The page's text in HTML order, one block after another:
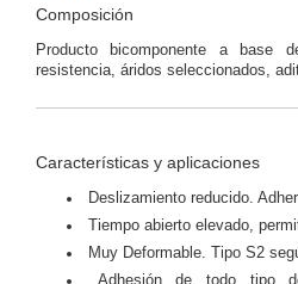
Composición
Producto bicomponente a base
resistencia, áridos seleccionados,
Características y aplicaciones
Deslizamiento reducido.
Tiempo abierto elevado,
Muy Deformable. Tipo S2